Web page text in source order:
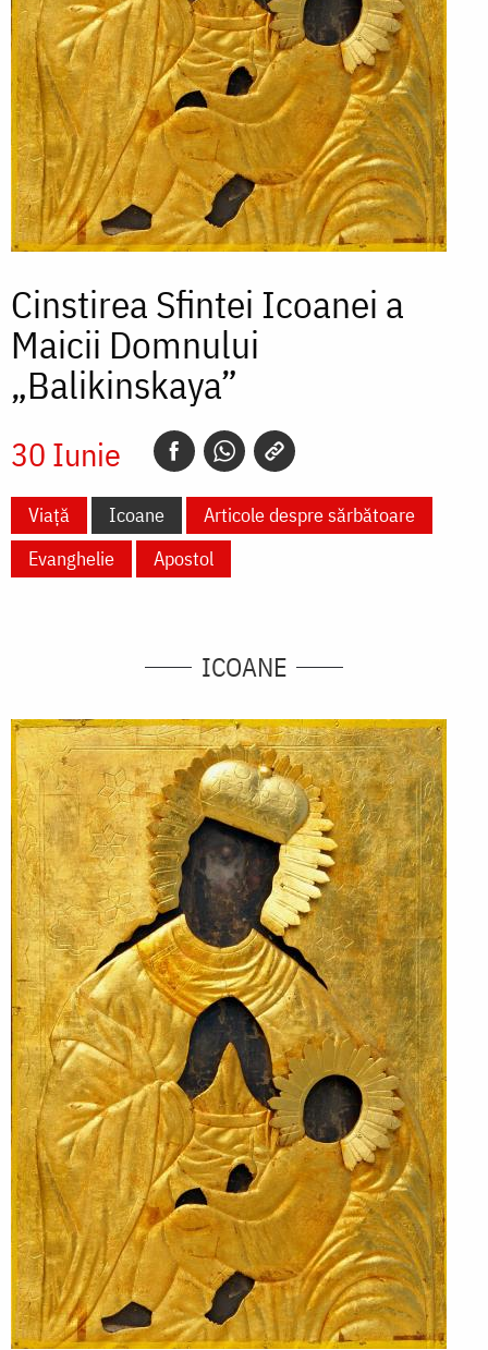
Cinstirea Sfintei Icoanei a
Maicii Domnului
„Balikinskaya”
30 Iunie
Viață Icoane
Articole despre sărbătoare
Evanghelie
Apostol
ICOANE